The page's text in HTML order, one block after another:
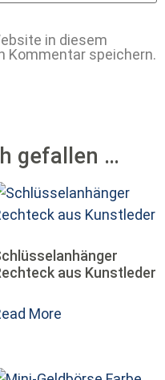
in diesem
Kommentar speichern.
gefallen …
aus Kunstleder
More